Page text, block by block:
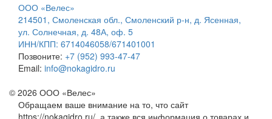
ООО «Велес»
214501, Смоленская обл., Смоленский р-н, д. Ясенная,
ул. Солнечная, д. 48А, оф. 5
ИНН/КПП: 6714046058/671401001
Позвоните: +7 (952) 993-47-47
Email: info@nokagidro.ru
© 2026 ООО «Велес»
Обращаем ваше внимание на то, что сайт
https://nokagidro.ru/, а также вся информация о товарах и